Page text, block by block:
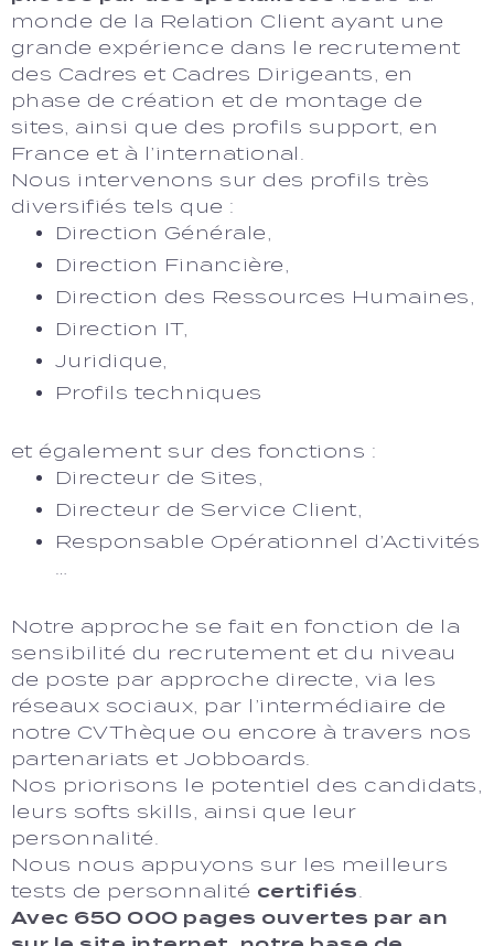
monde de la Relation Client ayant une
grande expérience dans le recrutement
des Cadres et Cadres Dirigeants, en
phase de création et de montage de
sites, ainsi que des profils support, en
France et à l’international.
Nous intervenons sur des profils très
diversifiés tels que :
Direction Générale,
Direction Financière,
Direction des Ressources Humaines,
Direction IT,
Juridique,
Profils techniques
et également sur des fonctions :
Directeur de Sites,
Directeur de Service Client,
Responsable Opérationnel d’Activités
Notre approche se fait en fonction de la
sensibilité du recrutement et du niveau
de poste par approche directe, via les
réseaux sociaux, par l’intermédiaire de
notre CVThèque ou encore à travers nos
partenariats et Jobboards.
Nos priorisons le potentiel des candidats,
leurs softs skills, ainsi que leur
personnalité.
Nous nous appuyons sur les meilleurs
tests de personnalité certifiés
Avec 650 000 pages ouvertes par an